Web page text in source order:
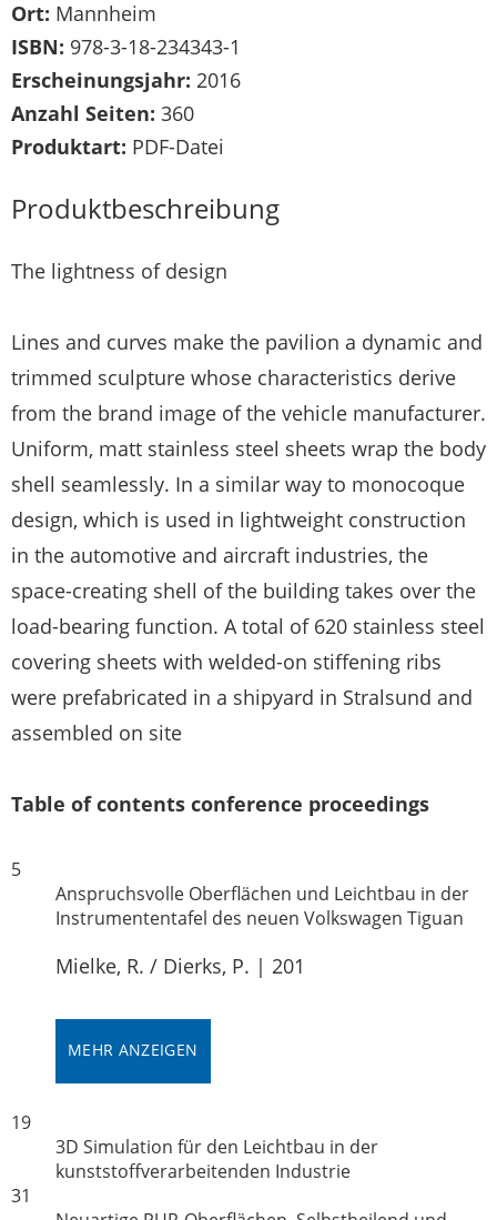
Ort: Mannheim
ISBN: 978-3-18-234343-1
Erscheinungsjahr: 2016
Anzahl Seiten: 360
Produktart: PDF-Datei
Produktbeschreibung
The lightness of design
Lines and curves make the pavilion a dynamic and
trimmed sculpture whose characteristics derive
from the brand image of the vehicle manufacturer.
Uniform, matt stainless steel sheets wrap the body
shell seamlessly. In a similar way to monocoque
design, which is used in lightweight construction
in the automotive and aircraft industries, the
space-creating shell of the building takes over the
load-bearing function. A total of 620 stainless steel
covering sheets with welded-on stiffening ribs
were prefabricated in a shipyard in Stralsund and
assembled on site
Table of contents conference proceedings
5
Anspruchsvolle Oberflächen und Leichtbau in der
Instrumententafel des neuen Volkswagen Tiguan
Mielke, R. / Dierks, P. | 201
MEHR ANZEIGEN
19
3D Simulation für den Leichtbau in der
kunststoffverarbeitenden Industrie
31